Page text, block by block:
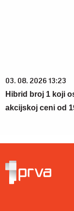
03. 08. 2026 13:23
Hibrid broj 1 koji
akcijskoj ceni od